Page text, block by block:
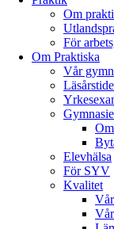
Om
För
Om Praktiska
Vår
Elevhälsa
För SYV
Kvalitet